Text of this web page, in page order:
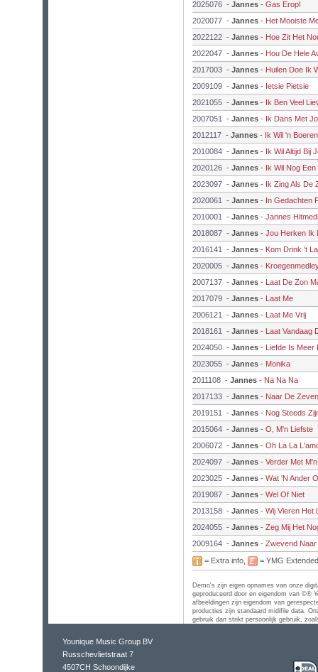
2025076 - Jannes - Gas Erop!
2020077 - Jannes - Het Mooiste
2022122 - Jannes - Hoe Zit Het
2022047 - Jannes - Hou De Hele
2017003 - Jannes - Huilen Doe Ik
2009109 - Jannes - Ietsie Pietsie
2021055 - Jannes - Ik Ben Veel
2007051
- Jannes - Ik Dans Met
2012117 - Jannes - Ik Wil 'n
2010084 - Jannes - Ik Wil Altijd Bij
2020126 - Jannes - Ik Wil Nog
2023097 - Jannes - Ik Zing Als De
2020061
- Jannes - In Gedachten
2010001
- Jannes - Jannes
2018087 - Jannes - Jou Herken Ik
2016141
- Jannes - Kom Drink 't
2020005 - Jannes -
2007137 - Jannes - Laat De Zon
2017079 - Jannes - Laat Me
2006121
- Jannes - Laat Me Vrij
2018161
- Jannes - Laat Vandaag
2024050 - Jannes - Liefde Is Meer
2023055 - Jannes - Monika
2011108 - Jannes - Na Na Na
2017133 - Jannes - Naar De
2019151
- Jannes - Nog Steeds
2015064 - Jannes - O, M'n Liefste
2006072 - Jannes - Oh La La
2024097 - Jannes - Verder Met
2023025 - Jannes - Wat 'N Ander
2019087 - Jannes - Wel Of Niet
2013158 - Jannes - Wij Vieren Het
2024055 - Jannes - Zeg Mij Het
2009164 - Jannes - Zwevend
= Extra info,
= YMG
Demo's zijn eigen opnames van onze
geproduceerd door en eigendom van ©®
afbeeldingen zijn eigendom van
producties zijn standaard midifile data.
gebruik dan strikt persoonlijk gebruik,
Younique Music Group BV
Russchevlietstraat 7
4507CH Schoondijke